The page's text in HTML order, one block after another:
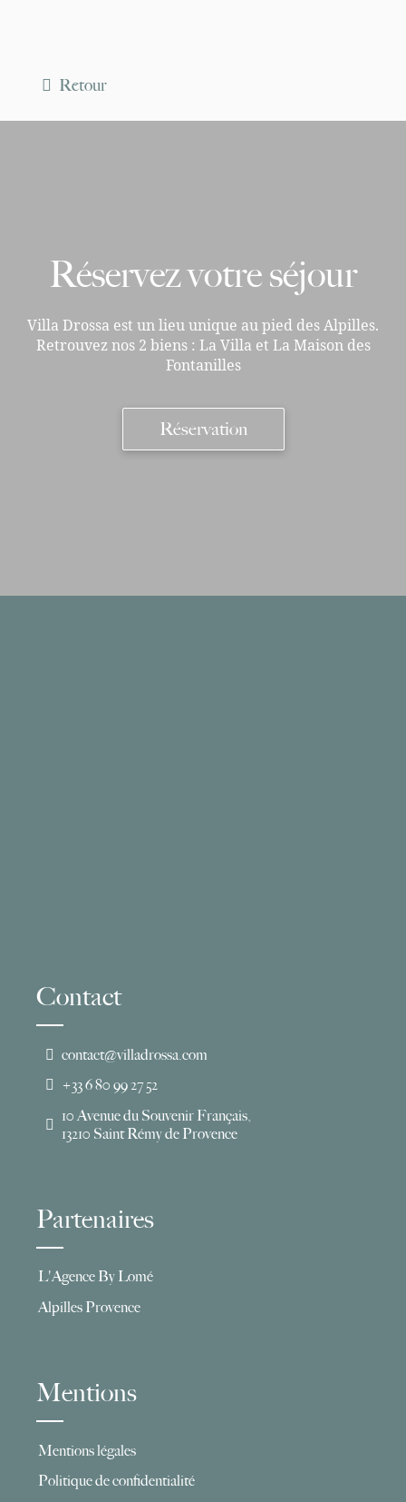
Retour
Réservez votre séjour
Villa Drossa est un lieu unique au pied des Alpilles.
Retrouvez nos 2 biens : La Villa et La Maison des
Fontanilles
Réservation
Contact
contact@villadrossa.com
+33 6 80 99 27 52
10 Avenue du Souvenir Français,
13210 Saint Rémy de Provence
Partenaires
L'Agence By Lomé
Alpilles Provence
Mentions
Mentions légales
Politique de confidentialité